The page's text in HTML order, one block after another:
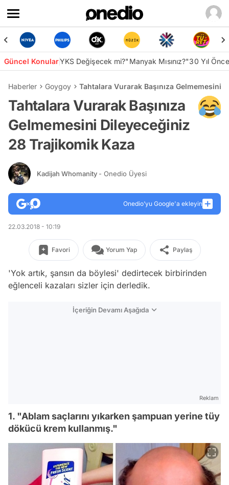
Güncel KonularYKS Değişecek mi?"Manyak Mısınız?"30 Yıl
Haberler Goygoy Tahtalara Vurarak Başınıza Gelmemesini
Tahtalara Vurarak Başınıza
Gelmemesini Dileyeceğiniz
28 Trajikomik Kaza
Kadijah Whomanity - Onedio Üyesi
Onedio’yu Google'a ekleyin
22.03.2018 - 10:19
Favori Yorum Yap Paylaş
'Yok artık, şansın da böylesi' dedirtecek birbirinden
eğlenceli kazaları sizler için derledik.
İçeriğin Devamı Aşağıda
Reklam
1. "Ablam saçlarını yıkarken şampuan yerine tüy
dökücü krem kullanmış."